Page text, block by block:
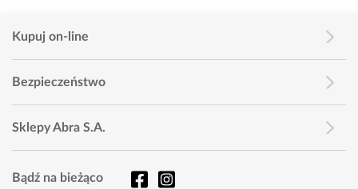
Kupuj on-line
Bezpieczeństwo
Sklepy Abra S.A.
Bądź na bieżąco